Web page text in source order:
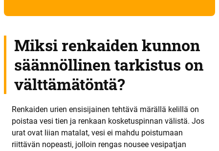
Miksi renkaiden kunnon
säännöllinen tarkistus on
välttämätöntä?
Renkaiden urien ensisijainen tehtävä märällä kelillä on
poistaa vesi tien ja renkaan kosketuspinnan välistä. Jos
urat ovat liian matalat, vesi ei mahdu poistumaan
riittävän nopeasti, jolloin rengas nousee vesipatjan